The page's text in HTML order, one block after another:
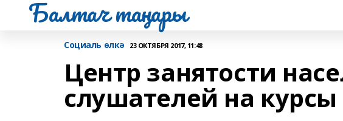
Балтач таңнары
Социаль өлкә 23 ОКТЯБРЯ 2017, 11:48
Центр занятости
слушателей на курсы